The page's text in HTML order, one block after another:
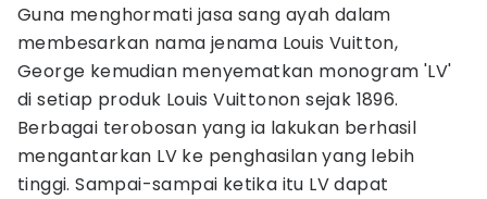
Guna menghormati jasa sang ayah dalam
membesarkan nama jenama Louis Vuitton,
George kemudian menyematkan monogram 'LV'
di setiap produk Louis Vuittonon sejak 1896.
Berbagai terobosan yang ia lakukan berhasil
mengantarkan LV ke penghasilan yang lebih
tinggi. Sampai-sampai ketika itu LV dapat